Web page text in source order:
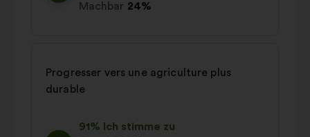
Machbar 24%
Progresser vers une agriculture plus
durable
91% Ich stimme zu